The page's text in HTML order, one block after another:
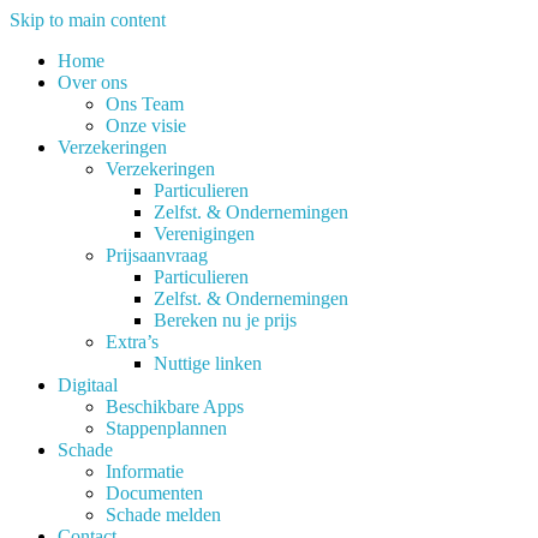
Skip to main content
Home
Over ons
Ons Team
Onze visie
Verzekeringen
Verzekeringen
Particulieren
Zelfst. & Ondernemingen
Verenigingen
Prijsaanvraag
Particulieren
Zelfst. & Ondernemingen
Bereken nu je prijs
Extra’s
Nuttige linken
Digitaal
Beschikbare Apps
Stappenplannen
Schade
Informatie
Documenten
Schade melden